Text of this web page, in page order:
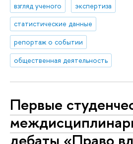
взгляд ученого
экспертиза
статистические данные
репортаж о событии
общественная деятельность
Первые